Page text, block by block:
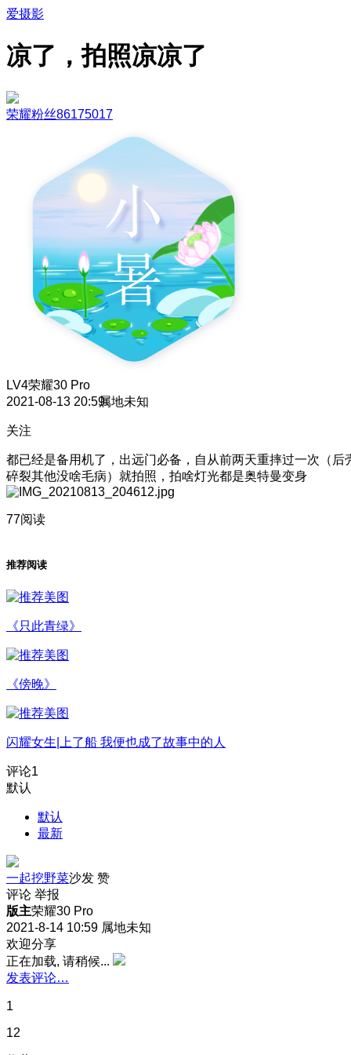
爱摄影
凉了，拍照凉凉了
荣耀粉丝86175017
LV4荣耀30 Pro
2021-08-13 20:59属地未知
关注
都已经是备用机了，出远门必备，自从前两天重摔过一次（后
碎裂其他没啥毛病）就拍照，拍啥灯光都是奥特曼变身
77阅读
推荐阅读
《只此青绿》
《傍晚》
闪耀女生|上了船 我便也成了故事中的人
评论1
默认
默认
最新
一起挖野菜沙发 赞
评论 举报
版主荣耀30 Pro
2021-8-14 10:59 属地未知
欢迎分享
正在加载, 请稍候...
发表评论…
1
12